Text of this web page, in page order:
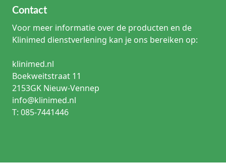
Contact
Voor meer informatie over de producten en de
Klinimed dienstverlening kan je ons bereiken op:
klinimed.nl
Boekweitstraat 11
2153GK Nieuw-Vennep
info@klinimed.nl
T: 085-7441446